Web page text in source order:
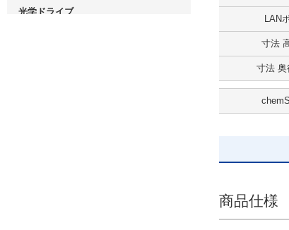
光学ドライブ
LAN
寸法
寸法 奥
商品仕様